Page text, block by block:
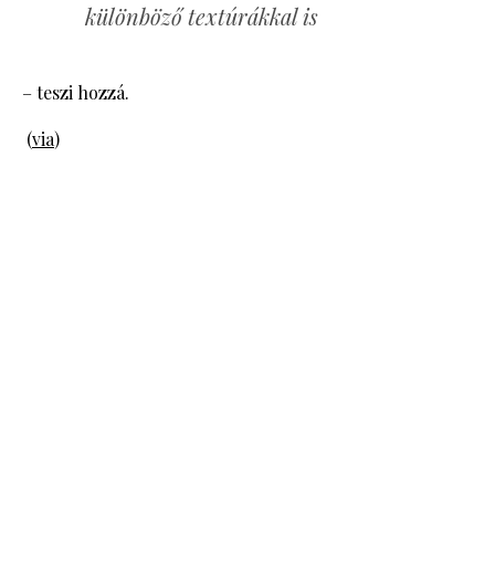
különböző textúrákkal is
– teszi hozzá.
(via)